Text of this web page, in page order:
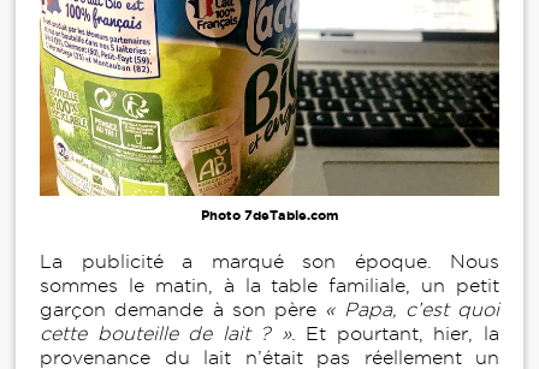
Photo 7deTable.com
La publicité a marqué son époque. Nous
sommes le matin, à la table familiale, un petit
garçon demande à son père « Papa, c’est quoi
cette bouteille de lait ? ». Et pourtant, hier, la
provenance du lait n’était pas réellement un